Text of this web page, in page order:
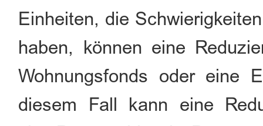
Einheiten, die
haben, können eine
Wohnungsfonds oder eine
diesem Fall kann eine